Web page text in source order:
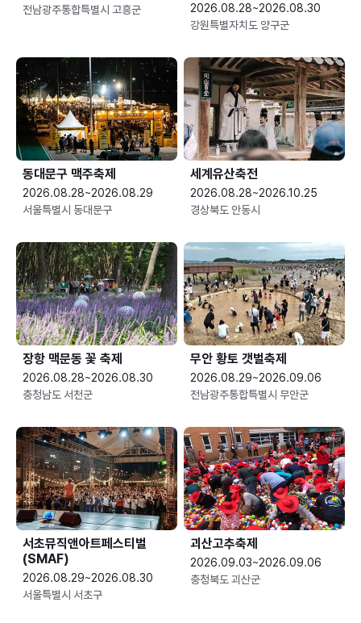
전남광주통합특별시 고흥군
2026.08.28~2026.08.30
강원특별자치도 양구군
동대문구 맥주축제
2026.08.28~2026.08.29
서울특별시 동대문구
세계유산축전
2026.08.28~2026.10.25
경상북도 안동시
장항 맥문동 꽃 축제
2026.08.28~2026.08.30
충청남도 서천군
무안 황토 갯벌축제
2026.08.29~2026.09.06
전남광주통합특별시 무안군
서초뮤직앤아트페스티벌
(SMAF)
2026.08.29~2026.08.30
서울특별시 서초구
괴산고추축제
2026.09.03~2026.09.06
충청북도 괴산군